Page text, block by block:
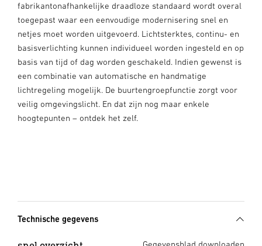
fabrikantonafhankelijke draadloze standaard wordt overal
toegepast waar een eenvoudige modernisering snel en
netjes moet worden uitgevoerd. Lichtsterktes, continu- en
basisverlichting kunnen individueel worden ingesteld en op
basis van tijd of dag worden geschakeld. Indien gewenst is
een combinatie van automatische en handmatige
lichtregeling mogelijk. De buurtengroepfunctie zorgt voor
veilig omgevingslicht. En dat zijn nog maar enkele
hoogtepunten – ontdek het zelf.
Technische gegevens
Gegevensblad downloaden